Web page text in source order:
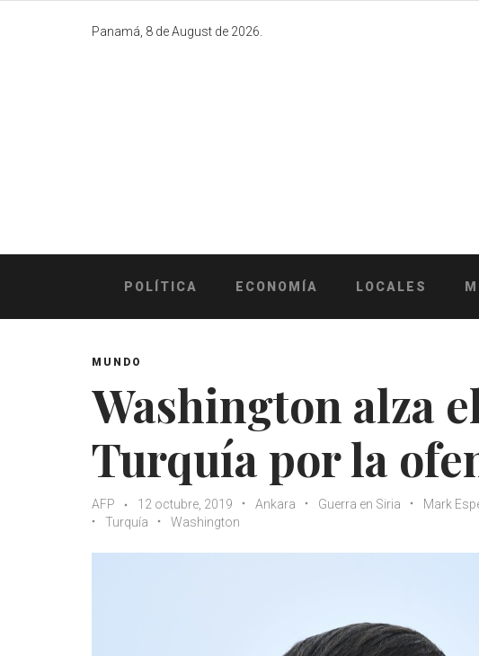
Panamá, 8 de August de 2026.
POLÍTICA ECONOMÍA LOCALES
MUNDO
Washington alza
Turquía por la
AFP 12 octubre, 2019 Ankara Guerra en Siria Mark
Turquía
Washington